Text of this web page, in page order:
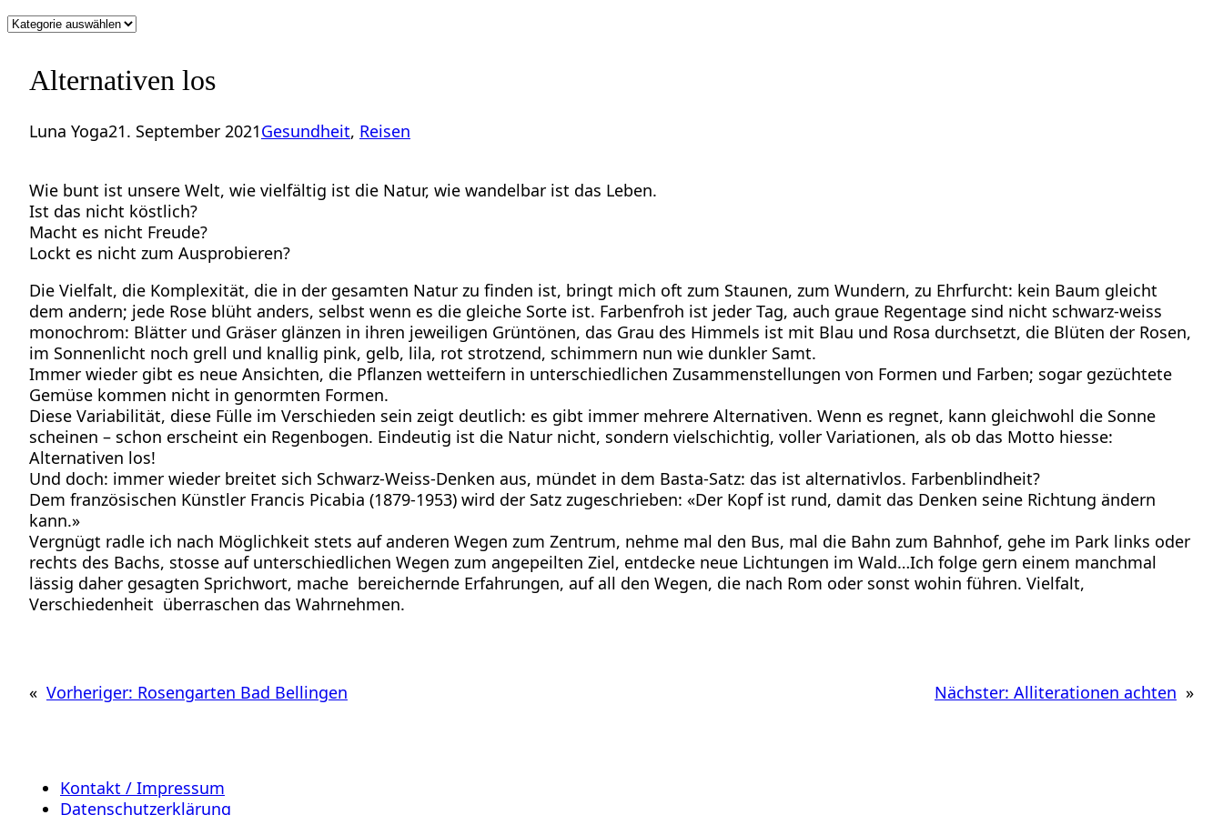
Kategorien
Alternativen los
Luna Yoga21. September 2021Gesundheit, Reisen
Wie bunt ist unsere Welt, wie vielfältig ist die Natur, wie wandelbar ist das Leben.
Ist das nicht köstlich?
Macht es nicht Freude?
Lockt es nicht zum Ausprobieren?
Die Vielfalt, die Komplexität, die in der gesamten Natur zu finden ist, bringt mich oft zum Staunen, zum Wundern, zu Ehrfurcht: kein Baum gleicht
dem andern; jede Rose blüht anders, selbst wenn es die gleiche Sorte ist. Farbenfroh ist jeder Tag, auch graue Regentage sind nicht schwarz-weiss
monochrom: Blätter und Gräser glänzen in ihren jeweiligen Grüntönen, das Grau des Himmels ist mit Blau und Rosa durchsetzt, die Blüten der Rosen,
im Sonnenlicht noch grell und knallig pink, gelb, lila, rot strotzend, schimmern nun wie dunkler Samt.
Immer wieder gibt es neue Ansichten, die Pflanzen wetteifern in unterschiedlichen Zusammenstellungen von Formen und Farben; sogar gezüchtete
Gemüse kommen nicht in genormten Formen.
Diese Variabilität, diese Fülle im Verschieden sein zeigt deutlich: es gibt immer mehrere Alternativen. Wenn es regnet, kann gleichwohl die Sonne
scheinen – schon erscheint ein Regenbogen. Eindeutig ist die Natur nicht, sondern vielschichtig, voller Variationen, als ob das Motto hiesse:
Alternativen los!
Und doch: immer wieder breitet sich Schwarz-Weiss-Denken aus, mündet in dem Basta-Satz: das ist alternativlos. Farbenblindheit?
Dem französischen Künstler Francis Picabia (1879-1953) wird der Satz zugeschrieben: «Der Kopf ist rund, damit das Denken seine Richtung ändern
kann.»
Vergnügt radle ich nach Möglichkeit stets auf anderen Wegen zum Zentrum, nehme mal den Bus, mal die Bahn zum Bahnhof, gehe im Park links oder
rechts des Bachs, stosse auf unterschiedlichen Wegen zum angepeilten Ziel, entdecke neue Lichtungen im Wald…Ich folge gern einem manchmal
lässig daher gesagten Sprichwort, mache bereichernde Erfahrungen, auf all den Wegen, die nach Rom oder sonst wohin führen. Vielfalt,
Verschiedenheit überraschen das Wahrnehmen.
« Vorheriger: Rosengarten Bad Bellingen Nächster: Alliterationen achten »
Kontakt / Impressum
Datenschutzerklärung